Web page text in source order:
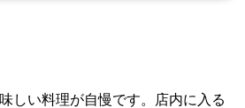
しい料理が自慢です。店内に入る